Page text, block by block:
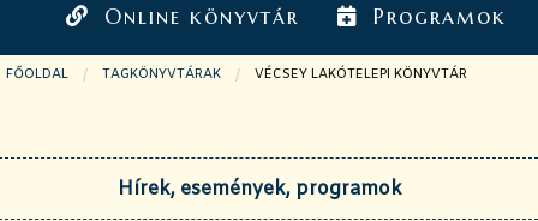
Online könyvtár Programok
FŐOLDAL TAGKÖNYVTÁRAK JELENLEGI OLDAL:
VÉCSEY LAKÓTELEPI KÖNYVTÁR
Hírek, események, programok